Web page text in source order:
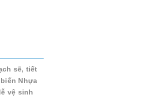
sẽ, tiết
Nhựa
vệ sinh